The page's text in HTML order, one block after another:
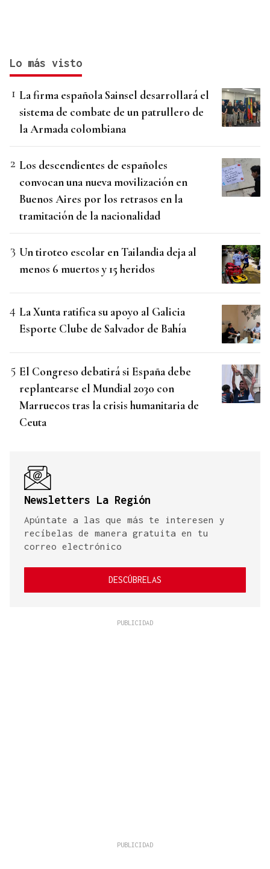
Lo más visto
La firma española Sainsel desarrollará el
sistema de combate de un patrullero de
la Armada colombiana
Los descendientes de españoles
convocan una nueva movilización en
Buenos Aires por los retrasos en la
tramitación de la nacionalidad
Un tiroteo escolar en Tailandia deja al
menos 6 muertos y 15 heridos
La Xunta ratifica su apoyo al Galicia
Esporte Clube de Salvador de Bahía
El Congreso debatirá si España debe
replantearse el Mundial 2030 con
Marruecos tras la crisis humanitaria de
Ceuta
Newsletters La Región
Apúntate a las que más te interesen y
recíbelas de manera gratuita en tu
correo electrónico
DESCÚBRELAS